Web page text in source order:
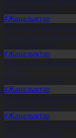
06.08.2026, 20:14
#Жаңалықтар
Шетелдік
жаңғырудың жаңа
06.08.2026, 20:12
#Жаңалықтар
Құрылтай:
жатыр
06.08.2026, 20:05
#Жаңалықтар
Құрылтай
06.08.2026, 20:02
#Жаңалықтар
ШҚО-да тамыз
06.08.2026, 20:00